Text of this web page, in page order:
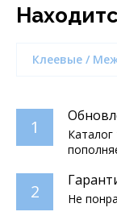
Клеевые /
1
2 Не